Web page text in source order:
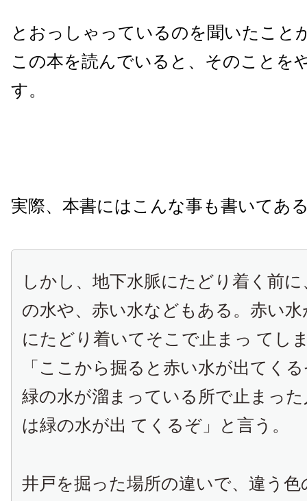
とおっしゃっているのを聞いたこと
この本を読んでいると、そのことを
す。
実際、本書にはこんな事も書いてあ
しかし、地下水脈にたどり着く前
の水や、赤い水などもある。赤い
にたどり着いてそこで止まっ てし
「ここから掘ると赤い水が出てく
緑の水が溜まっている所で止まっ
は緑の水が出 てくるぞ」と言う。
井戸を掘った場所の違いで、違う